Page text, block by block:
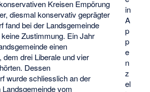
in
A
p
p
e
n
z
el
Kreisen Empörung
diesmal konservativ geprägter
fand bei der Landsgemeinde
Zustimmung. Ein Jahr
einen
dem drei Liberale und vier
Dessen
wurde schliesslich an der
vom